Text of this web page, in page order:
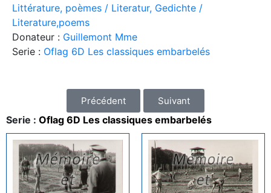
Littérature, poèmes / Literatur, Gedichte /
Literature,poems
Donateur : Guillemont Mme
Serie : Oflag 6D Les classiques embarbelés
Précédent Suivant
Serie : Oflag 6D Les classiques embarbelés